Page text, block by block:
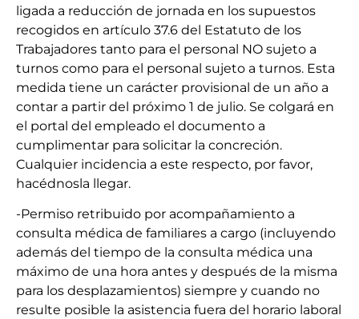
ligada a reducción de jornada en los supuestos
recogidos en artículo 37.6 del Estatuto de los
Trabajadores tanto para el personal NO sujeto a
turnos como para el personal sujeto a turnos. Esta
medida tiene un carácter provisional de un año a
contar a partir del próximo 1 de julio. Se colgará en
el portal del empleado el documento a
cumplimentar para solicitar la concreción.
Cualquier incidencia a este respecto, por favor,
hacédnosla llegar.
-Permiso retribuido por acompañamiento a
consulta médica de familiares a cargo (incluyendo
además del tiempo de la consulta médica una
máximo de una hora antes y después de la misma
para los desplazamientos) siempre y cuando no
resulte posible la asistencia fuera del horario laboral